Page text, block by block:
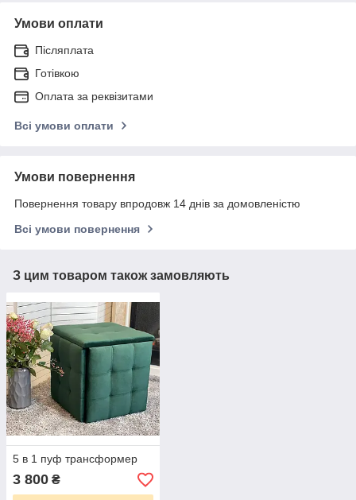
Умови оплати
Післяплата
Готівкою
Оплата за реквізитами
Всі умови оплати
Умови повернення
Повернення товару впродовж 14 днів за домовленістю
Всі умови повернення
З цим товаром також замовляють
5 в 1 пуф трансформер
3 800 ₴